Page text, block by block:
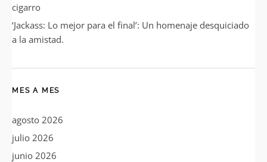
cigarro
‘Jackass: Lo mejor para el final’: Un homenaje desquiciado
a la amistad.
MES A MES
agosto 2026
julio 2026
junio 2026